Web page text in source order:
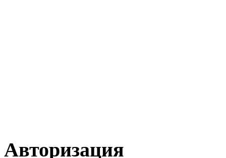
Авторизация